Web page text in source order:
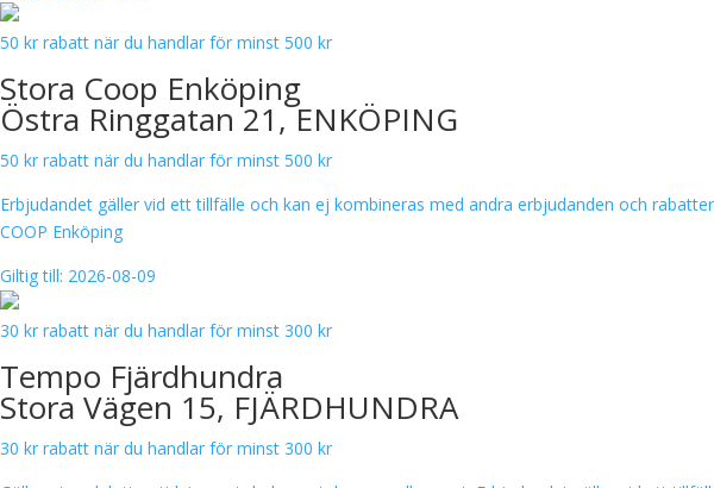
50 kr rabatt när du handlar för minst 500 kr
Stora Coop Enköping
Östra Ringgatan 21, ENKÖPING
50 kr rabatt när du handlar för minst 500 kr
Erbjudandet gäller vid ett tillfälle och kan ej kombineras med andra erbjudanden och
COOP Enköping
Giltig till: 2026-08-09
30 kr rabatt när du handlar för minst 300 kr
Tempo Fjärdhundra
Stora Vägen 15, FJÄRDHUNDRA
30 kr rabatt när du handlar för minst 300 kr